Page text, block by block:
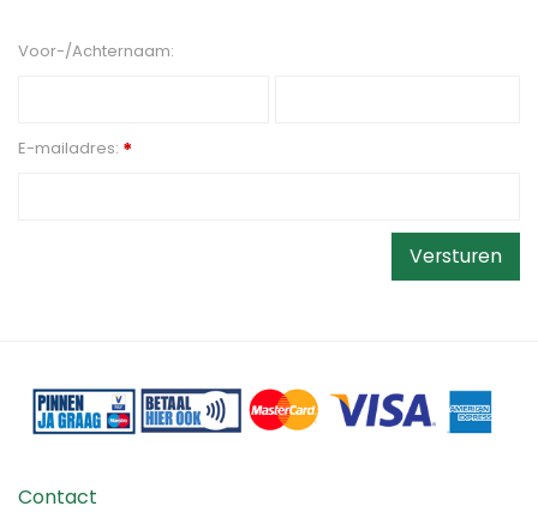
Voor-/Achternaam:
E-mailadres: *
Contact